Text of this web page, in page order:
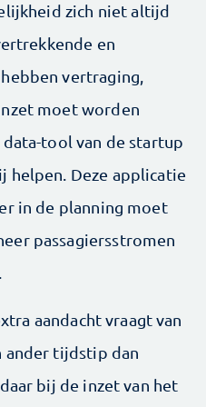
zich niet altijd
en
vertraging,
moet worden
data-tool van de startup
helpen. Deze applicatie
in de planning moet
passagiersstromen
aandacht vraagt van
ander tijdstip dan
bij de inzet van het